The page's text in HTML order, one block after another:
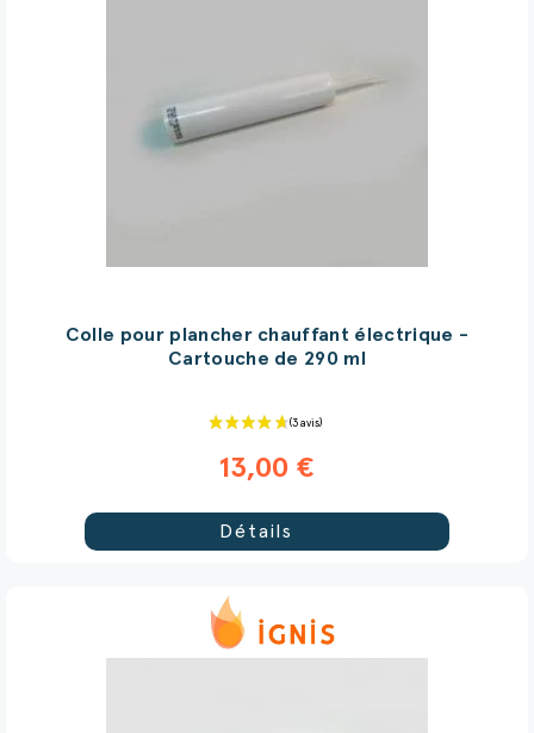
Colle pour plancher chauffant électrique -
Cartouche de 290 ml
13,00 €
Détails